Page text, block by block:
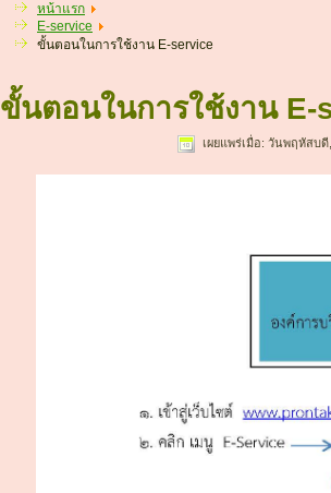
หน้าแรก
E-service
ขั้นตอนในการใช้งาน E-service
ขั้นตอนในการใช้งาน E-
เผยแพร่เมื่อ: วันพฤหัสบ